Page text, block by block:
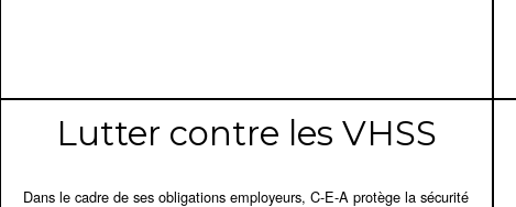
Lutter contre les VHSS
Dans le cadre de ses obligations employeurs, C-E-A protège la sécurité